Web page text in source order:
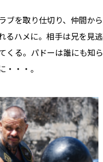
ブを取り仕切り、仲間から
るハメに。相手は兄を見逃
くる。パドーは誰にも知ら
・・。